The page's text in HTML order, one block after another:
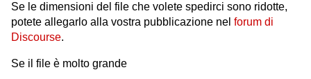
Se le dimensioni del file che volete spedirci sono ridotte,
potete allegarlo alla vostra pubblicazione nel forum di
Discourse.
Se il file è molto grande